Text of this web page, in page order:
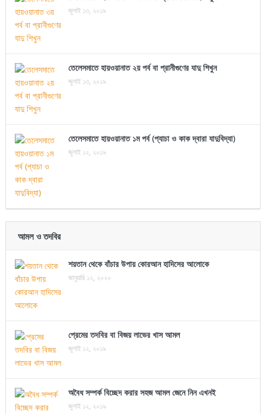
জুলাই ১৩, ২০১৯
তেলেসমাতে হায়ওয়ানাত ২য় পর্ব বা প্রানীগুণের যাদু শিখুন
জুলাই ১৩, ২০১৯
তেলেসমাতে হায়ওয়ানাত ১ম পর্ব (প্যাচা ও কাক দ্বারা যাদুবিদ্যা)
জুলাই ১২, ২০১৯
আমল ও তদবির
শয়তান থেকে বাঁচার উপায় কোরআন হাদিসের আলোকে
জানুয়ারি ১২, ২০২০
প্রেমের তদবির বা বিজয় লাভের খাস আমল
জুলাই ১২, ২০১৯
অবৈধ সম্পর্ক বিচ্ছেদ করার সহজ আমল জেনে নিন এখনই
জুলাই ১২, ২০১৯